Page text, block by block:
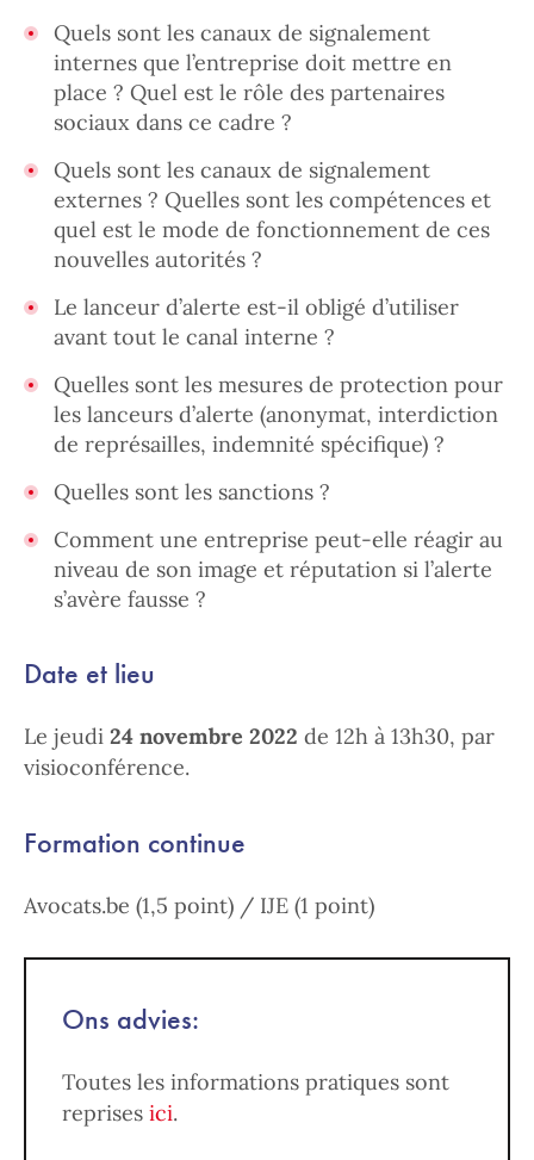
Quels sont les canaux de signalement
internes que l’entreprise doit mettre en
place ? Quel est le rôle des partenaires
sociaux dans ce cadre ?
Quels sont les canaux de signalement
externes ? Quelles sont les compétences et
quel est le mode de fonctionnement de ces
nouvelles autorités ?
Le lanceur d’alerte est-il obligé d’utiliser
avant tout le canal interne ?
Quelles sont les mesures de protection pour
les lanceurs d’alerte (anonymat, interdiction
de représailles, indemnité spécifique) ?
Quelles sont les sanctions ?
Comment une entreprise peut-elle réagir au
niveau de son image et réputation si l’alerte
s’avère fausse ?
Date et lieu
Le jeudi 24 novembre 2022 de 12h à 13h30, par
visioconférence.
Formation continue
Avocats.be (1,5 point) / IJE (1 point)
Ons advies:
Toutes les informations pratiques sont
reprises ici.